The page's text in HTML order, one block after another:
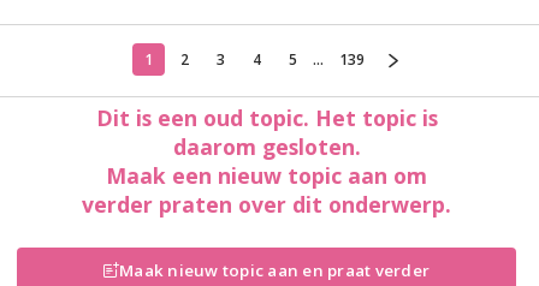
1 2 3 4 5 ... 139
Dit is een oud topic. Het topic is
daarom gesloten.
Maak een nieuw topic aan om
verder praten over dit onderwerp.
Maak nieuw topic aan en praat verder